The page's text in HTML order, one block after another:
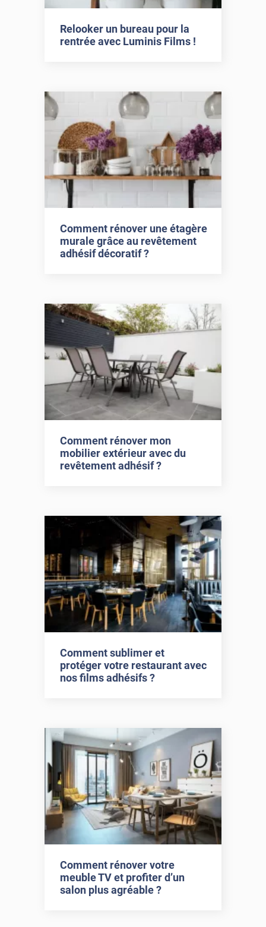
Relooker un bureau pour la
rentrée avec Luminis Films !
Comment rénover une étagère
murale grâce au revêtement
adhésif décoratif ?
Comment rénover mon
mobilier extérieur avec du
revêtement adhésif ?
Comment sublimer et
protéger votre restaurant avec
nos films adhésifs ?
Comment rénover votre
meuble TV et profiter d’un
salon plus agréable ?